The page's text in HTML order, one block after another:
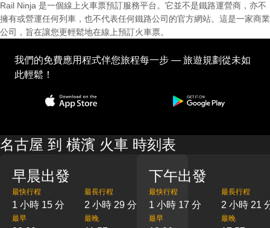
Rail Ninja 是一個線上火車票預訂服務平台。它並不是鐵路運營商，亦不
擁有或營運任何列車，也不代表任何鐵路公司的官方網站。這是一家商業
公司，旨在讓您更輕鬆地在線上預訂火車票。
我們的免費應用程式伴您旅程每一步 — 旅遊規劃從未如
此輕鬆！
名古屋 到 橫濱 火車 時刻表
早晨出發
最快行程
1 小時 15 分
最長行程
2 小時 29 分
最早 最晚
下午出發
最快行程
1 小時 17 分
最長行程
2 小時 21
最早 最晚